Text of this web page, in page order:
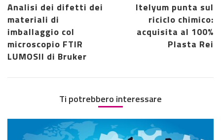
Analisi dei difetti dei
materiali di
imballaggio col
microscopio FTIR
LUMOSII di Bruker
Itelyum punta sul
riciclo chimico:
acquisita al 100%
Plasta Rei
Ti potrebbero interessare